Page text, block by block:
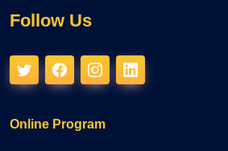
Follow Us
Online Program